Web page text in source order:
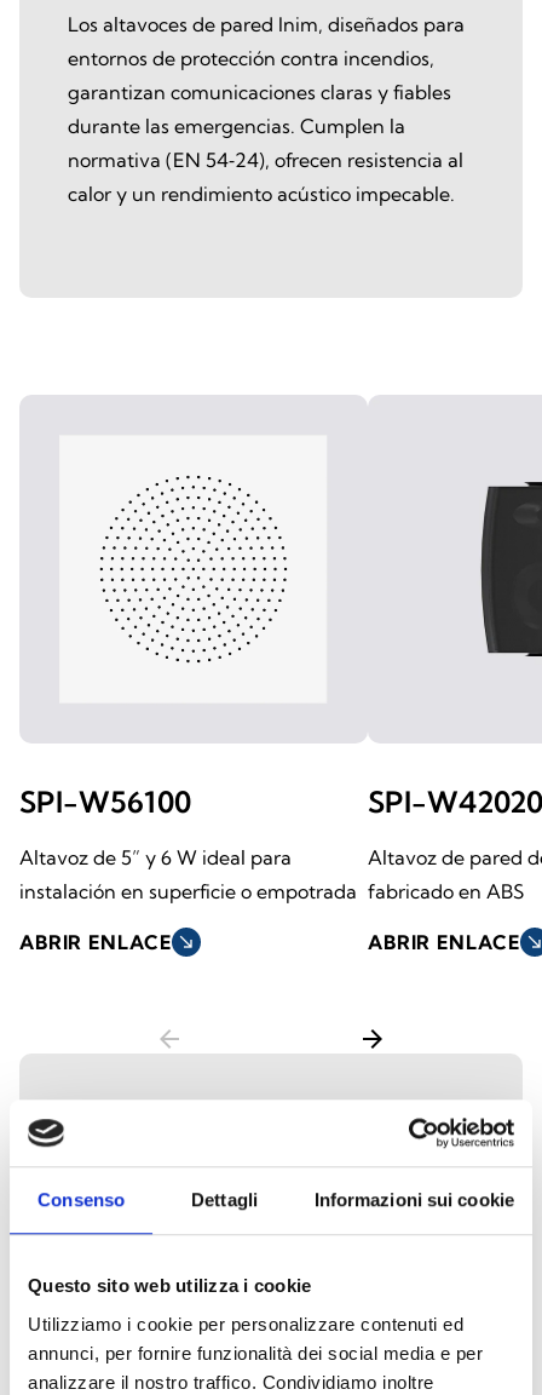
Consenso Dettagli Informazioni sui cookie
Questo sito web utilizza i cookie
Utilizziamo i cookie per personalizzare contenuti ed
annunci, per fornire funzionalità dei social media e per
analizzare il nostro traffico. Condividiamo inoltre
Los altavoces de pared Inim, diseñados para
entornos de protección contra incendios,
garantizan comunicaciones claras y fiables
durante las emergencias. Cumplen la
normativa (EN 54‑24), ofrecen resistencia al
calor y un rendimiento acústico impecable.
SPI-W56100
Altavoz de 5” y 6 W ideal para
instalación en superficie o empotrada
ABRIR ENLACE south_east
SPI-
Altavoz de pared
fabricado en ABS
ABRIR ENLACE
arrow_back arrow_forward
Altavoces acústicos
suspendidos
Los altavoces suspendidos de techo están
espacios amplios. Ideales para aplicaciones
en edificios comerciales, áreas industriales,